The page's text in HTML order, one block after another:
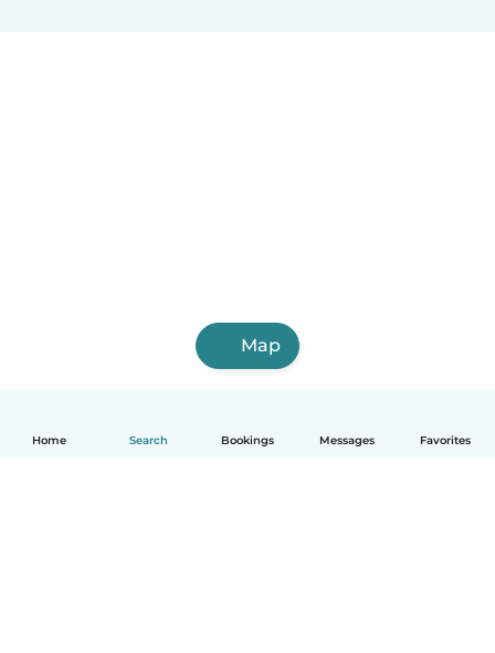
Home Search Bookings Messages Favorites
Map